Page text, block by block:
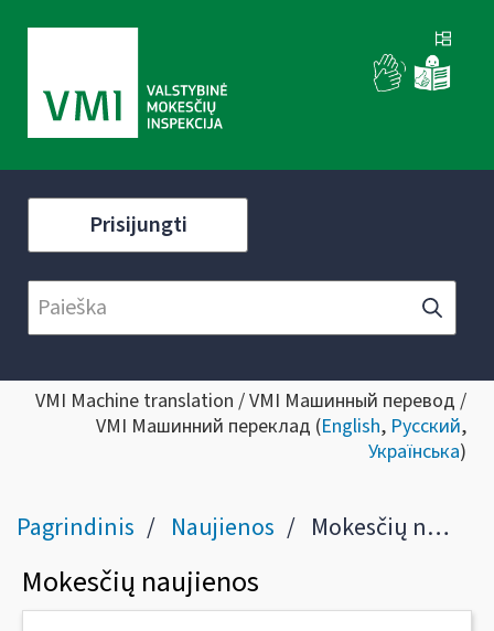
Prisijungti
VMI Machine translation / VMI Машинный перевод /
VMI Машинний переклад (English, Русский,
Українська)
Pagrindinis Naujienos Mokesčių naujienos
Mokesčių naujienos